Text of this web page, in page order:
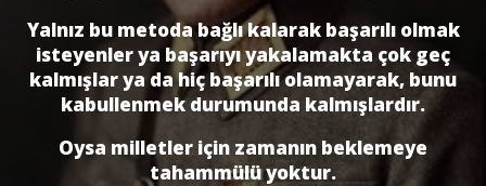
Yalnız bu metoda bağlı kalarak başarılı olmak
isteyenler ya başarıyı yakalamakta çok geç
kalmışlar ya da hiç başarılı olamayarak, bunu
kabullenmek durumunda kalmışlardır.
Oysa milletler için zamanın beklemeye
tahammülü yoktur.